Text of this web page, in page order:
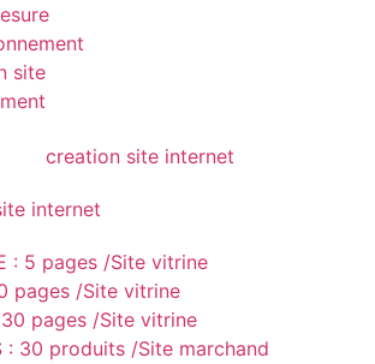
site
internet
: 5 pages /Site vitrine
pages /Site vitrine
pages /Site vitrine
: 30 produits /Site marchand